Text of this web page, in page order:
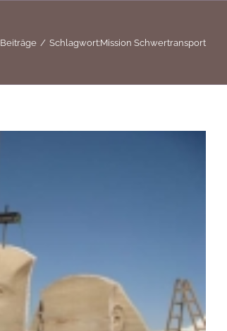
Beiträge Schlagwort:Mission Schwertransport